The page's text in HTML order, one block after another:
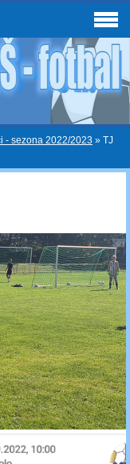
- sezona 2022/2023 » TJ